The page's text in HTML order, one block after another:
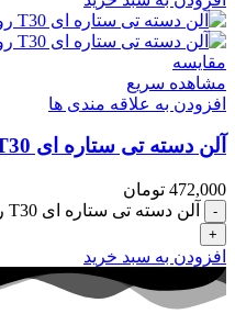
مقایسه
مشاهده سریع
افزودن به علاقه مندی ها
آلن دسته تی ستاره‌‌‌ ای T30 رونیکس کد RH-2038
472,000 تومان
آلن دسته تی ستاره‌‌‌ ای T30 رونیکس کد RH-2038 عدد
افزودن به سبد خرید